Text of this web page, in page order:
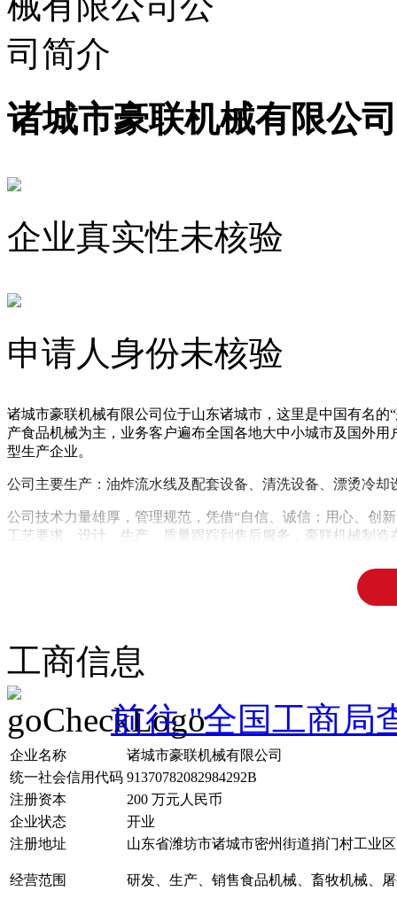
诸城市豪联机械有限公司
企业真实性未核验
申请人身份未核验
诸城市豪联机械有限公司位于山东诸城市，这里是中国有名
产食品机械为主，业务客户遍布全国各地大中小城市及国外
型生产企业。
公司主要生产：油炸流水线及配套设备、清洗设备、漂烫冷
公司技术力量雄厚，管理规范，凭借“自信、诚信；用心、创
工艺要求、设计、生产、质量跟踪到售后服务，豪联机械制
我们坚持不懈努力为客户提供优质的食品机械和出色的服务
工商信息
前往 "全国工商局
企业名称
诸城市豪联机械有限公司
统一社会信用代码 91370782082984292B
注册资本
200 万元人民币
企业状态
开业
注册地址
山东省潍坊市诸城市密州街道捎门村工业区
经营范围 研发、生产、销售食品机械、畜牧机械、